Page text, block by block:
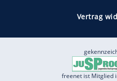
Vertrag
freenet ist Mitglied